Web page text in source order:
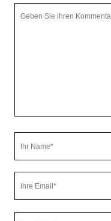
Kommentar
Name
Email